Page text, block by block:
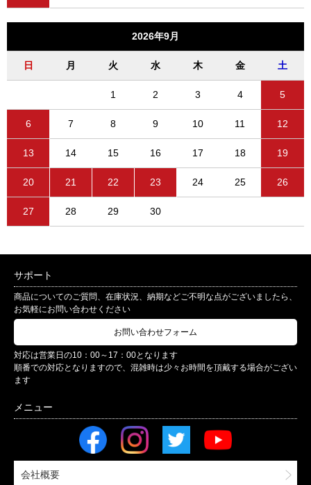
2026年9月
日 月 火 水 木 金 土
1 2 3 4 5
6 7 8 9 10 11 12
13 14 15 16 17 18 19
20 21 22 23 24 25 26
27 28 29 30
サポート
商品についてのご質問、在庫状況、納期などご不明な点がございましたら、
お気軽にお問い合わせください
お問い合わせフォーム
対応は営業日の10：00～17：00となります
順番での対応となりますので、混雑時は少々お時間を頂戴する場合がござい
ます
会社概要